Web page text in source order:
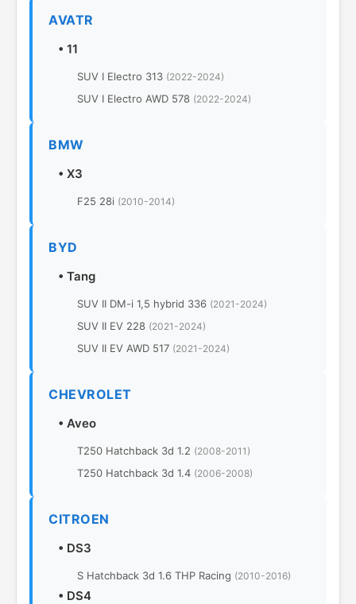
AVATR
• 11
SUV I Electro 313 (2022-2024)
SUV I Electro AWD 578 (2022-2024)
BMW
• X3
F25 28i (2010-2014)
BYD
• Tang
SUV II DM-i 1,5 hybrid 336 (2021-2024)
SUV II EV 228 (2021-2024)
SUV II EV AWD 517 (2021-2024)
CHEVROLET
• Aveo
T250 Hatchback 3d 1.2 (2008-2011)
T250 Hatchback 3d 1.4 (2006-2008)
CITROEN
• DS3
S Hatchback 3d 1.6 THP Racing (2010-2016)
• DS4